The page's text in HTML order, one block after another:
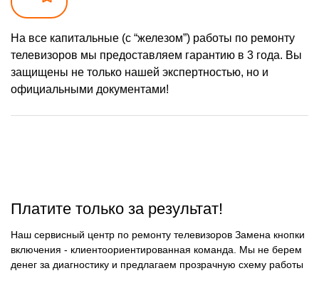
На все капитальные (с “железом”) работы по ремонту
телевизоров мы предоставляем гарантию в 3 года. Вы
защищены не только нашей экспертностью, но и
официальными документами!
Платите только за результат!
Наш сервисный центр по ремонту телевизоров Замена кнопки
включения - клиентоориентированная команда. Мы не берем
денег за диагностику и предлагаем прозрачную схему работы